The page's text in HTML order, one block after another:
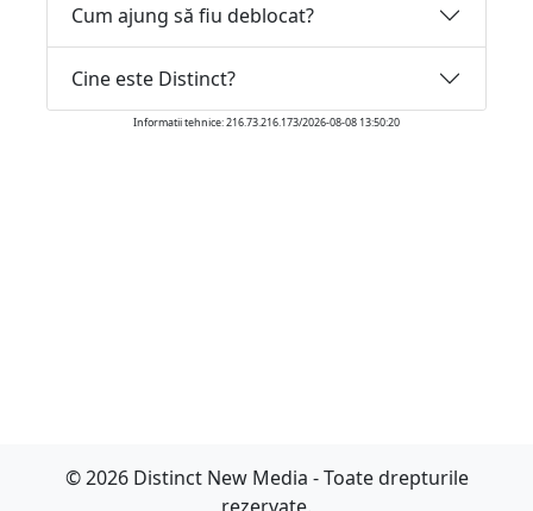
Cum ajung să fiu deblocat?
Cine este Distinct?
Informatii tehnice: 216.73.216.173/2026-08-08 13:50:20
© 2026 Distinct New Media - Toate drepturile